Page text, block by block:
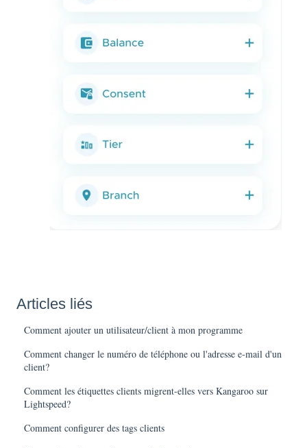
Articles liés
Comment ajouter un utilisateur/client à mon programme
Comment changer le numéro de téléphone ou l'adresse e-mail d'un
client?
Comment les étiquettes clients migrent-elles vers Kangaroo sur
Lightspeed?
Comment configurer des tags clients